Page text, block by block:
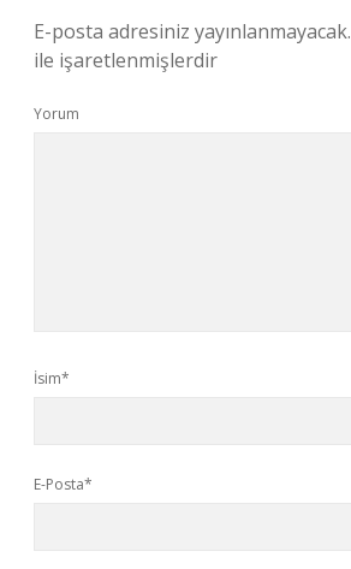
E-posta adresiniz yayınlanmayacak.
ile işaretlenmişlerdir
Yorum
İsim*
E-Posta*